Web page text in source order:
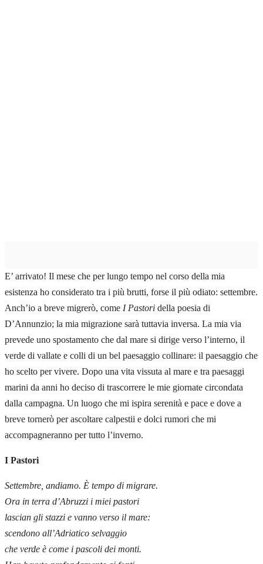
E’ arrivato! Il mese che per lungo tempo nel corso della mia
esistenza ho considerato tra i più brutti, forse il più odiato: settembre.
Anch’io a breve migrerò, come I Pastori della poesia di
D’Annunzio; la mia migrazione sarà tuttavia inversa. La mia via
prevede uno spostamento che dal mare si dirige verso l’interno, il
verde di vallate e colli di un bel paesaggio collinare: il paesaggio che
ho scelto per vivere. Dopo una vita vissuta al mare e tra paesaggi
marini da anni ho deciso di trascorrere le mie giornate circondata
dalla campagna. Un luogo che mi ispira serenità e pace e dove a
breve tornerò per ascoltare calpestii e dolci rumori che mi
accompagneranno per tutto l’inverno.
I Pastori
Settembre, andiamo. È tempo di migrare.
Ora in terra d’Abruzzi i miei pastori
lascian gli stazzi e vanno verso il mare:
scendono all’Adriatico selvaggio
che verde è come i pascoli dei monti.